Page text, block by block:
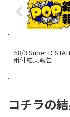
⭐️8/3 Super
番付結果報告
コチラの